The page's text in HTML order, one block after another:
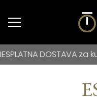
Idi do glavnog
BESPLATNA DOSTAVA
DOSTAVA za